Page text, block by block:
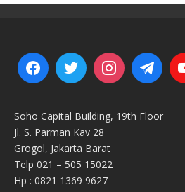
Soho Capital Building, 19th Floor
Jl. S. Parman Kav 28
Grogol, Jakarta Barat
Telp 021 – 505 15022
Hp : 0821 1369 9627